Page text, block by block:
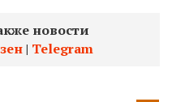
новости
| Telegram